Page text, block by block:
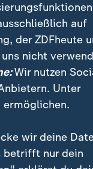
und
soll im
auf
der ZDFheute
nicht
Wir nutzen
Unter
ermöglichen.
wir deine
betrifft nur dein